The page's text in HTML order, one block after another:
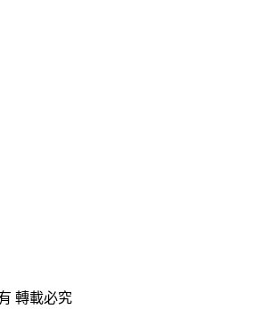
轉載必究